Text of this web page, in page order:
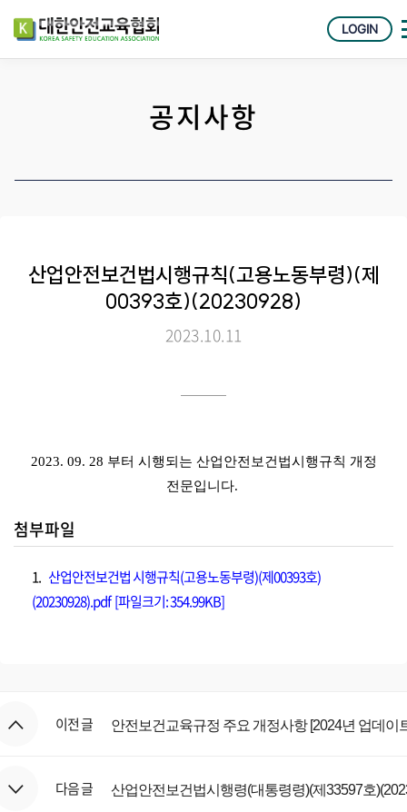
LOGIN
공지사항
산업안전보건법시행규칙(고용노동부령)(제
00393호)(20230928)
2023.10.11
2023. 09. 28 부터 시행되는 산업안전보건법시행규칙 개정
전문입니다.
첨부파일
1. 산업안전보건법 시행규칙(고용노동부령)(제00393호)
(20230928).pdf [파일크기: 354.99KB]
이전 글 안전보건교육규정 주요 개정사항 [2024년 업데이
다음 글